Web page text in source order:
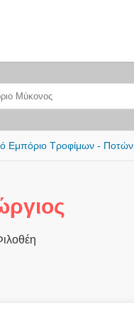
Εμπόριο Τροφίμων - Ποτών